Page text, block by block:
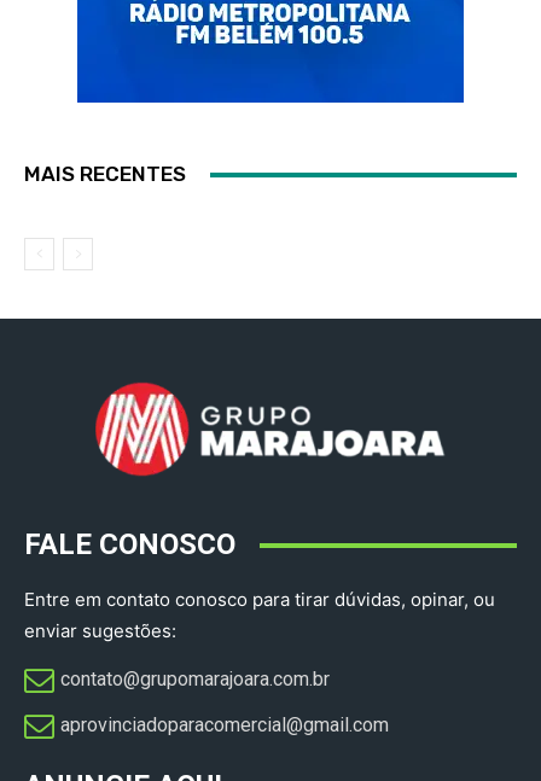
MAIS RECENTES
FALE CONOSCO
Entre em contato conosco para tirar dúvidas, opinar, ou
enviar sugestões:
contato@grupomarajoara.com.br
aprovinciadoparacomercial@gmail.com​